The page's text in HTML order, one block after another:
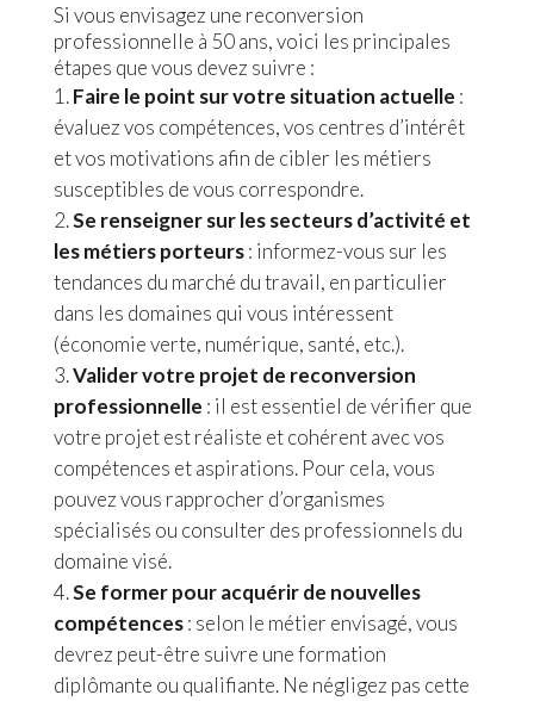
Si vous envisagez une reconversion
professionnelle à 50 ans, voici les principales
étapes que vous devez suivre :
Faire le point sur votre situation actuelle :
évaluez vos compétences, vos centres d’intérêt
et vos motivations afin de cibler les métiers
susceptibles de vous correspondre.
Se renseigner sur les secteurs d’activité et
les métiers porteurs: informez-vous sur les
tendances du marché du travail, en particulier
dans les domaines qui vous intéressent
(économie verte, numérique, santé, etc.).
Valider votre projet de reconversion
professionnelle : il est essentiel de vérifier que
votre projet est réaliste et cohérent avec vos
compétences et aspirations. Pour cela, vous
pouvez vous rapprocher d’organismes
spécialisés ou consulter des professionnels du
domaine visé.
Se former pour acquérir de nouvelles
compétences: selon le métier envisagé, vous
devrez peut-être suivre une formation
diplômante ou qualifiante. Ne négligez pas cette